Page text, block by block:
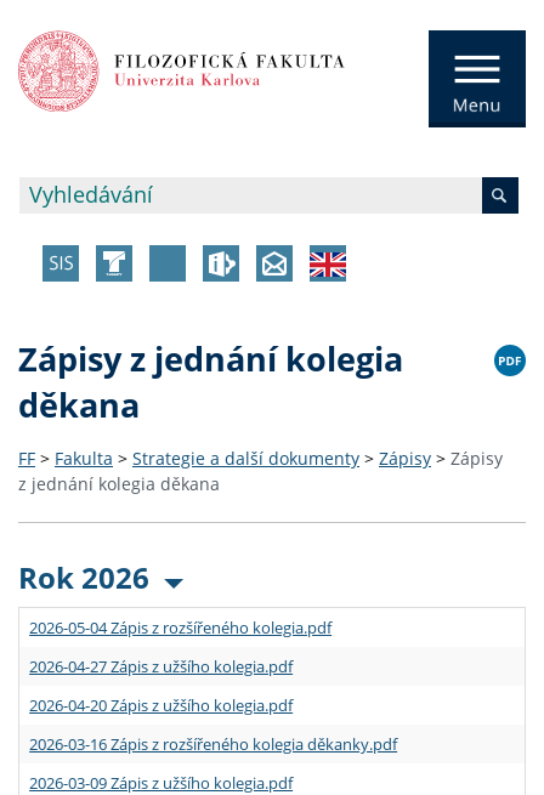
Zápisy z jednání kolegia
děkana
FF > Fakulta > Strategie a další dokumenty > Zápisy > Zápisy
z jednání kolegia děkana
Rok 2026
2026-05-04 Zápis z rozšířeného kolegia.pdf
2026-04-27 Zápis z užšího kolegia.pdf
2026-04-20 Zápis z užšího kolegia.pdf
2026-03-16 Zápis z rozšířeného kolegia děkanky.pdf
2026-03-09 Zápis z užšího kolegia.pdf